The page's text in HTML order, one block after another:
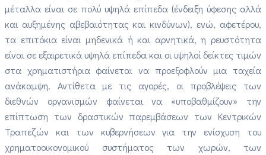
μέταλλα είναι σε πολύ υψηλά επίπεδα (ένδειξη ύφεσης αλλά
και αυξημένης αβεβαιότητας και κινδύνων), ενώ, αφετέρου,
τα επιτόκια είναι μηδενικά ή και αρνητικά, η ρευστότητα
είναι σε εξαιρετικά υψηλά επίπεδα και οι υψηλοί δείκτες τιμών
στα χρηματιστήρια φαίνεται να προεξοφλούν μια ταχεία
ανάκαμψη. Αντίθετα με τις αγορές, οι προβλέψεις των
διεθνών οργανισμών φαίνεται να «υποβαθμίζουν» την
επίπτωση των δραστικών παρεμβάσεων των Κεντρικών
Τραπεζών και των κυβερνήσεων για την ενίσχυση του
χρηματοοικονομικού συστήματος των χωρών, των